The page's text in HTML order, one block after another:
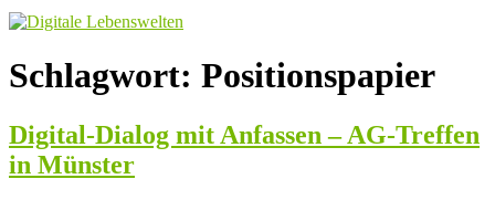
Schlagwort: Positionspapier
Digital-Dialog mit Anfassen – AG-Treffen
in Münster